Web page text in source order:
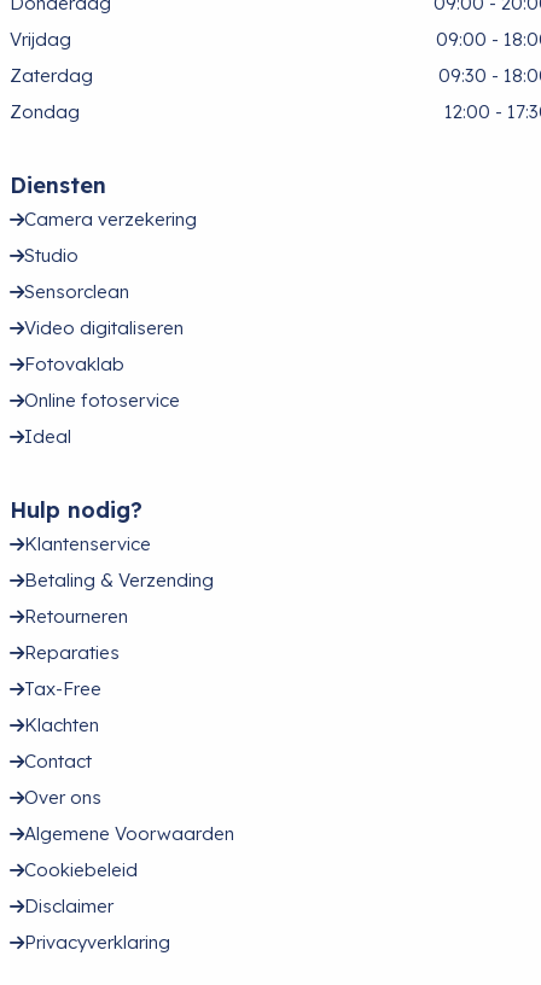
Vrijdag
09:00 -
Zaterdag
09:30 -
Zondag
12:00 -
Diensten
Camera verzekering
Studio
Sensorclean
Video digitaliseren
Fotovaklab
Online fotoservice
Ideal
Hulp nodig?
Klantenservice
Betaling & Verzending
Retourneren
Reparaties
Tax-Free
Klachten
Contact
Over ons
Algemene Voorwaarden
Cookiebeleid
Disclaimer
Privacyverklaring